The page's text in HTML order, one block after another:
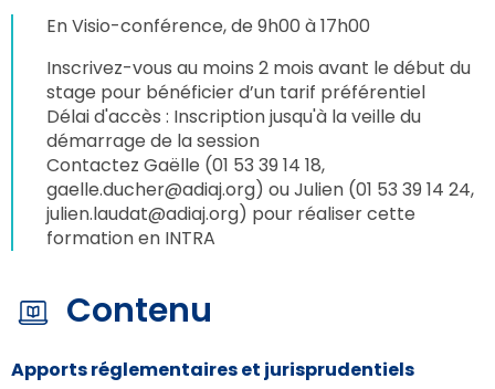
En Visio-conférence, de 9h00 à 17h00
Inscrivez-vous au moins 2 mois avant le début du
stage pour bénéficier d’un tarif préférentiel
Délai d'accès : Inscription jusqu'à la veille du
démarrage de la session
Contactez Gaëlle (01 53 39 14 18,
gaelle.ducher@adiaj.org) ou Julien (01 53 39 14 24,
julien.laudat@adiaj.org) pour réaliser cette
formation en INTRA
Contenu
Apports réglementaires et jurisprudentiels